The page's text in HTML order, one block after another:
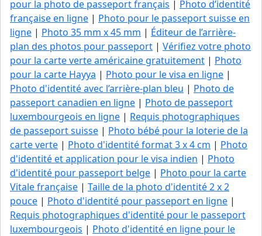
pour la photo de passeport français | Photo d’identité
française en ligne | Photo pour le passeport suisse en
ligne | Photo 35 mm x 45 mm | Éditeur de l’arrière-
plan des photos pour passeport | Vérifiez votre photo
pour la carte verte américaine gratuitement | Photo
pour la carte Hayya | Photo pour le visa en ligne |
Photo d'identité avec l’arrière-plan bleu | Photo de
passeport canadien en ligne | Photo de passeport
luxembourgeois en ligne | Requis photographiques
de passeport suisse | Photo bébé pour la loterie de la
carte verte | Photo d'identité format 3 x 4 cm | Photo
d'identité et application pour le visa indien | Photo
d'identité pour passeport belge | Photo pour la carte
Vitale française | Taille de la photo d'identité 2 x 2
pouce | Photo d'identité pour passeport en ligne |
Requis photographiques d'identité pour le passeport
luxembourgeois | Photo d'identité en ligne pour le